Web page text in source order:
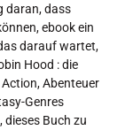
daran, dass
ebook ein
darauf wartet,
Hood : die
Abenteuer
Genres
Buch zu